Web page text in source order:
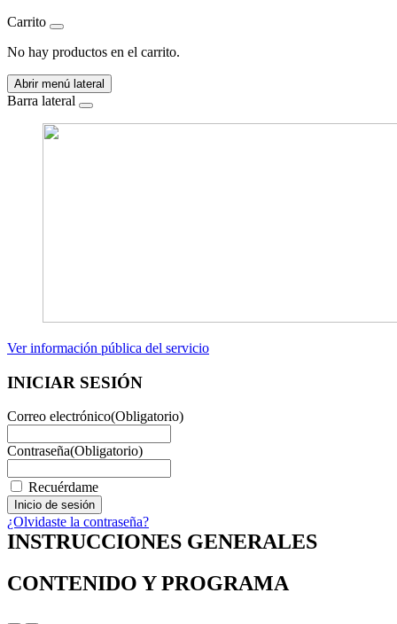
Carrito
No hay productos en el carrito.
Abrir menú lateral
Barra lateral
Ver información pública del servicio
INICIAR SESIÓN
Correo electrónico(Obligatorio)
Contraseña(Obligatorio)
Recuérdame
¿Olvidaste la contraseña?
INSTRUCCIONES GENERALES
CONTENIDO Y PROGRAMA